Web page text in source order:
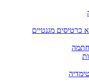
כרטיסים מגנטיים